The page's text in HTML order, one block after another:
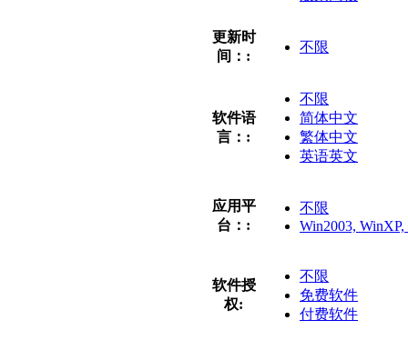
更新时
间：:
不限
软件语
言：:
不限
简体中文
繁体中文
英语英文
应用平
台：:
不限
Win2003,
软件授
权:
不限
免费软件
付费软件